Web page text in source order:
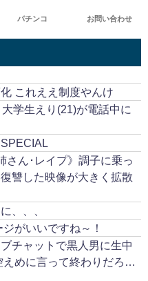
パチンコ お問い合わせ
これええ制度やんけ
学生えり(21)が電話中に
さん･レイプ》調子に乗っ
讐した映像が大きく拡散
、、、
がいいですね～！
チャットで黒人男に生中
めに言って終わりだろ…